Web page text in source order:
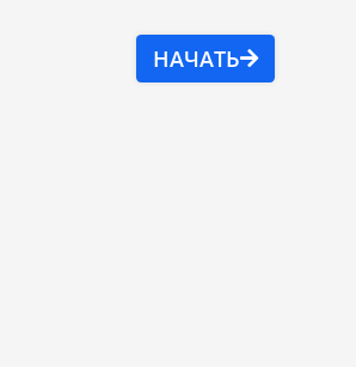
НАЧАТЬ